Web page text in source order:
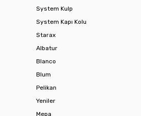
System Kulp
System Kapı Kolu
Starax
Albatur
Blanco
Blum
Pelikan
Yeniler
Mepa